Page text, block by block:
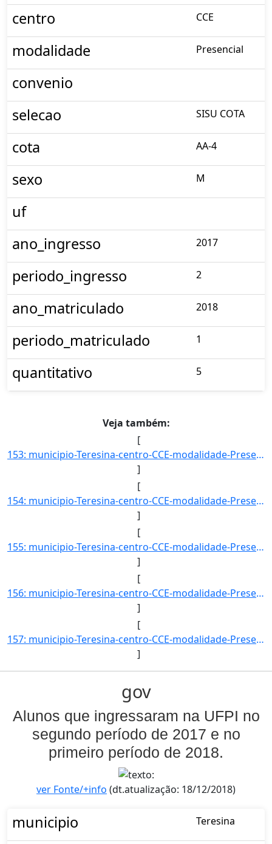
centro CCE
modalidade Presencial
convenio
selecao
SISU COTA
cota AA-4
sexo M
uf
ano_ingresso
2017
periodo_ingresso 2
ano_matriculado 2018
periodo_matriculado 1
quantitativo 5
Veja também:
[
153: municipio-Teresina-centro-CCE-modalidade-Presencial-convenio--selecao-SISU_COTA-cota-AA-4-sexo--uf--]
]
[
154: municipio-Teresina-centro-CCE-modalidade-Presencial-convenio--selecao-SISU_COTA-cota-AA-6-sexo-F-uf-]
]
[
155: municipio-Teresina-centro-CCE-modalidade-Presencial-convenio--selecao-SISU_COTA-cota-AA-6-sexo-M-uf-]
]
[
156: municipio-Teresina-centro-CCE-modalidade-Presencial-convenio--selecao-SISU_COTA-cota-AA-7-sexo--uf--]
]
[
157: municipio-Teresina-centro-CCE-modalidade-Presencial-convenio--selecao-SISU_COTA-cota-AA-8-sexo-M-uf-]
]
gov
Alunos que ingressaram na UFPI no
segundo período de 2017 e no
primeiro período de 2018.
ver Fonte/+info (dt.atualização: 18/12/2018)
municipio Teresina